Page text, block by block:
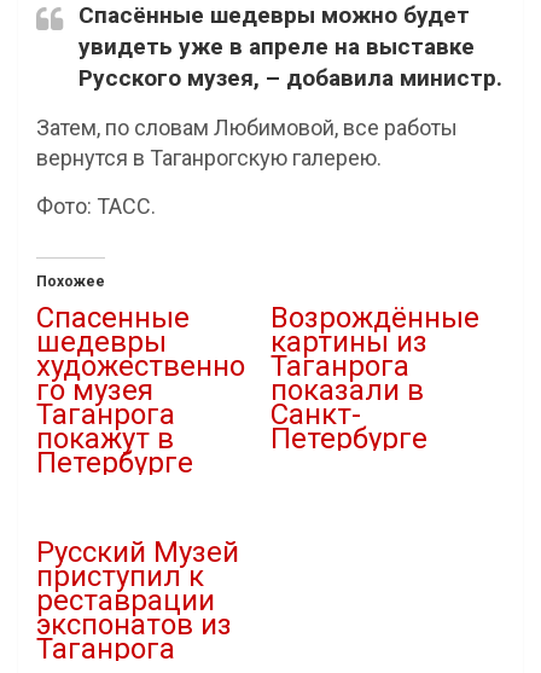
Спасённые шедевры можно будет
увидеть уже в апреле на выставке
Русского музея, – добавила министр.
Затем, по словам Любимовой, все работы
вернутся в Таганрогскую галерею.
Фото: ТАСС.
Похожее
Спасенные
шедевры
художественно
го музея
Таганрога
покажут в
Петербурге
Возрождённые
картины из
Таганрога
показали в
Санкт-
Петербурге
Русский Музей
приступил к
реставрации
экспонатов из
Таганрога